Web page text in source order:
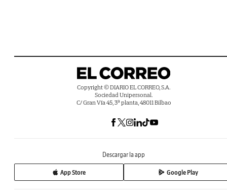
Copyright © DIARIO EL CORREO, S.A.
Sociedad Unipersonal.
C/ Gran Vía 45, 3ª planta, 48011 Bilbao
Descargar la app
App Store Google Play